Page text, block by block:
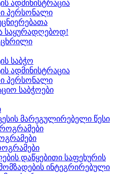
ადმინისტრაცია
პერსონალი
საყურადღებოდ!
ცხრილი
საბჭო
ადმინისტრაცია
პერსონალი
საბჭოები
მარეგულირებელი წესი
დაწყებითი საფეხურის
ინტეგრირებული